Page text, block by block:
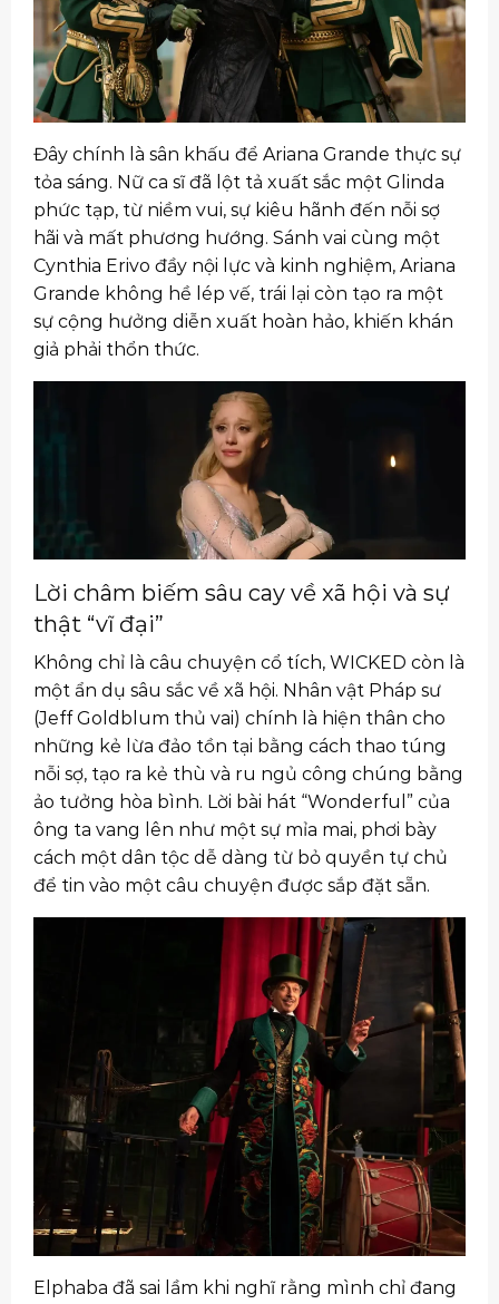
Đây chính là sân khấu để Ariana Grande thực sự
tỏa sáng. Nữ ca sĩ đã lột tả xuất sắc một Glinda
phức tạp, từ niềm vui, sự kiêu hãnh đến nỗi sợ
hãi và mất phương hướng. Sánh vai cùng một
Cynthia Erivo đầy nội lực và kinh nghiệm, Ariana
Grande không hề lép vế, trái lại còn tạo ra một
sự cộng hưởng diễn xuất hoàn hảo, khiến khán
giả phải thổn thức.
Lời châm biếm sâu cay về xã hội và sự
thật “vĩ đại”
Không chỉ là câu chuyện cổ tích, WICKED còn là
một ẩn dụ sâu sắc về xã hội. Nhân vật Pháp sư
(Jeff Goldblum thủ vai) chính là hiện thân cho
những kẻ lừa đảo tồn tại bằng cách thao túng
nỗi sợ, tạo ra kẻ thù và ru ngủ công chúng bằng
ảo tưởng hòa bình. Lời bài hát “Wonderful” của
ông ta vang lên như một sự mỉa mai, phơi bày
cách một dân tộc dễ dàng từ bỏ quyền tự chủ
để tin vào một câu chuyện được sắp đặt sẵn.
Elphaba đã sai lầm khi nghĩ rằng mình chỉ đang